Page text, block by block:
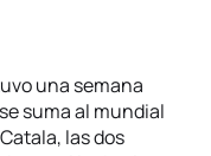
una semana
suma al mundial
las dos